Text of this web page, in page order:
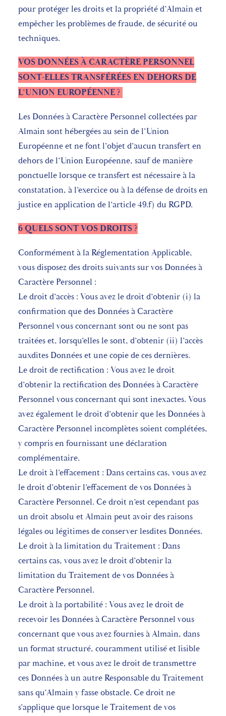
pour protéger les droits et la propriété d’Almain et
empêcher les problèmes de fraude, de sécurité ou
techniques.
VOS DONNÉES À CARACTÈRE PERSONNEL
SONT-ELLES TRANSFÉRÉES EN DEHORS DE
L’UNION EUROPÉENNE ?
Les Données à Caractère Personnel collectées par
Almain sont hébergées au sein de l’Union
Européenne et ne font l’objet d’aucun transfert en
dehors de l’Union Européenne, sauf de manière
ponctuelle lorsque ce transfert est nécessaire à la
constatation, à l’exercice ou à la défense de droits en
justice en application de l’article 49.f) du RGPD.
6 QUELS SONT VOS DROITS ?
Conformément à la Réglementation Applicable,
vous disposez des droits suivants sur vos Données à
Caractère Personnel :
Le droit d’accès : Vous avez le droit d’obtenir (i) la
confirmation que des Données à Caractère
Personnel vous concernant sont ou ne sont pas
traitées et, lorsqu’elles le sont, d’obtenir (ii) l’accès
auxdites Données et une copie de ces dernières.
Le droit de rectification : Vous avez le droit
d’obtenir la rectification des Données à Caractère
Personnel vous concernant qui sont inexactes. Vous
avez également le droit d’obtenir que les Données à
Caractère Personnel incomplètes soient complétées,
y compris en fournissant une déclaration
complémentaire.
Le droit à l’effacement : Dans certains cas, vous avez
le droit d’obtenir l’effacement de vos Données à
Caractère Personnel. Ce droit n’est cependant pas
un droit absolu et Almain peut avoir des raisons
légales ou légitimes de conserver lesdites Données.
Le droit à la limitation du Traitement : Dans
certains cas, vous avez le droit d’obtenir la
limitation du Traitement de vos Données à
Caractère Personnel.
Le droit à la portabilité : Vous avez le droit de
recevoir les Données à Caractère Personnel vous
concernant que vous avez fournies à Almain, dans
un format structuré, couramment utilisé et lisible
par machine, et vous avez le droit de transmettre
ces Données à un autre Responsable du Traitement
sans qu’Almain y fasse obstacle. Ce droit ne
s’applique que lorsque le Traitement de vos